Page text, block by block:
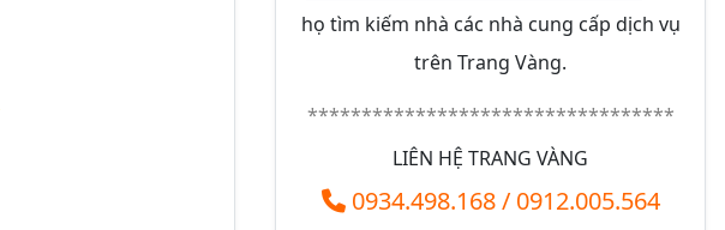
họ tìm kiếm nhà các nhà cung cấp dịch vụ
trên Trang Vàng.
**********************************
LIÊN HỆ TRANG VÀNG
0934.498.168/ 0912.005.564